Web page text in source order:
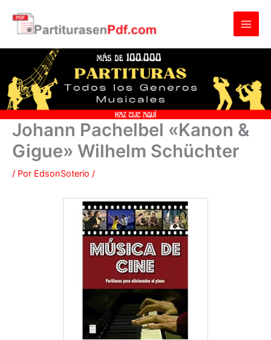
contenido
Johann Pachelbel «Kanon &
Gigue» Wilhelm Schüchter
/ Por EdsonSoterio /